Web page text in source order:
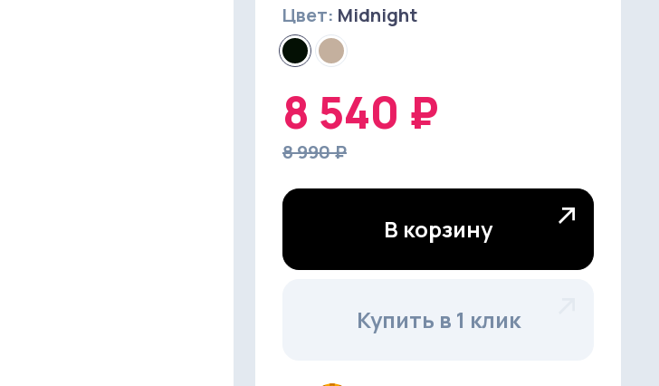
Цвет: Midnight
8 540 ₽
8 990 ₽
В корзину
Купить в 1 клик